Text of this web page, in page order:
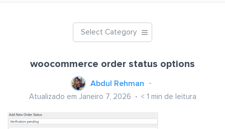
Select Category
woocommerce order status options
Abdul Rehman
Atualizado em Janeiro 7, 2026 < 1 min de leitura